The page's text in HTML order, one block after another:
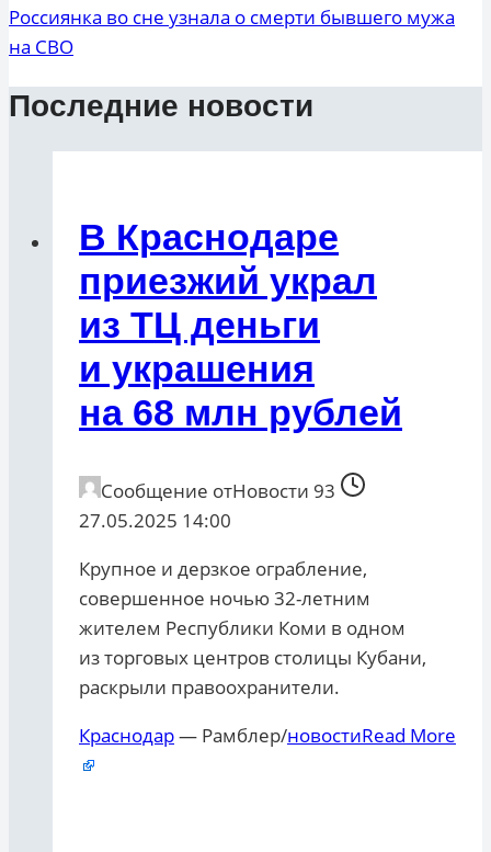
Россиянка во сне узнала о смерти бывшего мужа
на СВО
Последние новости
В Краснодаре
приезжий украл
из ТЦ деньги
и украшения
на 68 млн рублей
Сообщение отНовости 93
27.05.2025 14:00
Крупное и дерзкое ограбление,
совершенное ночью 32-летним
жителем Республики Коми в одном
из торговых центров столицы Кубани,
раскрыли правоохранители.
Краснодар— Рамблер/новостиRead More